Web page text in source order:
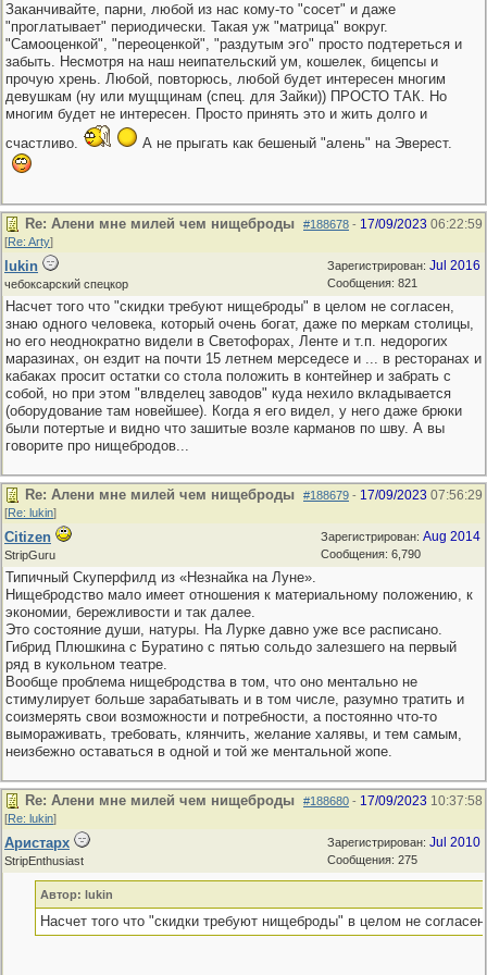
Заканчивайте, парни, любой из нас кому-то "сосет" и даже
"проглатывает" периодически. Такая уж "матрица" вокруг.
"Самооценкой", "переоценкой", "раздутым эго" просто подтереться и
забыть. Несмотря на наш неипательский ум, кошелек, бицепсы и
прочую хрень. Любой, повторюсь, любой будет интересен многим
девушкам (ну или мущщинам (спец. для Зайки)) ПРОСТО ТАК. Но
многим будет не интересен. Просто принять это и жить долго и
счастливо.
А не прыгать как бешеный "алень" на Эверест.
#188678 - 17/09/2023 06:22:59
Re: Алени мне милей чем нищеброды
[Re: Arty]
Зарегистрирован: Jul 2016
Сообщения: 821
lukin
чебоксарский спецкор
Насчет того что "скидки требуют нищеброды" в целом не согласен,
знаю одного человека, который очень богат, даже по меркам столицы,
но его неоднократно видели в Светофорах, Ленте и т.п. недорогих
маразинах, он ездит на почти 15 летнем мерседесе и ... в ресторанах и
кабаках просит остатки со стола положить в контейнер и забрать с
собой, но при этом "влвделец заводов" куда нехило вкладывается
(оборудование там новейшее). Когда я его видел, у него даже брюки
были потертые и видно что зашитые возле карманов по шву. А вы
говорите про нищебродов...
#188679 - 17/09/2023 07:56:29
Re: Алени мне милей чем нищеброды
[Re: lukin]
Зарегистрирован: Aug 2014
Сообщения: 6,790
Citizen
StripGuru
Типичный Скуперфилд из «Незнайка на Луне».
Нищебродство мало имеет отношения к материальному положению, к
экономии, бережливости и так далее.
Это состояние души, натуры. На Лурке давно уже все расписано.
Гибрид Плюшкина с Буратино с пятью сольдо залезшего на первый
ряд в кукольном театре.
Вообще проблема нищебродства в том, что оно ментально не
стимулирует больше зарабатывать и в том числе, разумно тратить и
соизмерять свои возможности и потребности, а постоянно что-то
вымораживать, требовать, клянчить, желание халявы, и тем самым,
неизбежно оставаться в одной и той же ментальной жопе.
#188680 - 17/09/2023 10:37:58
Re: Алени мне милей чем нищеброды
[Re: lukin]
Зарегистрирован: Jul 2010
Сообщения: 275
Аристарх
StripEnthusiast
Автор: lukin
Насчет того что "скидки требуют нищеброды" в целом не согласен